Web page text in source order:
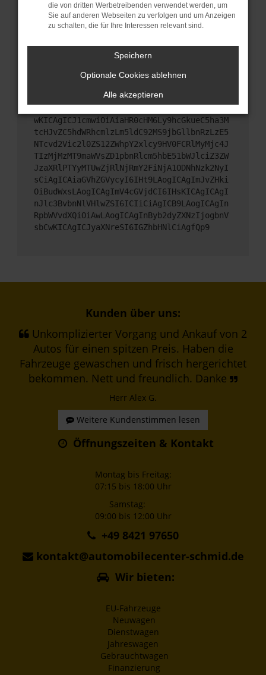
Wende dich an den Webseitenbetreiber.
Wenn du alle oben genannten Schritte versucht
hast, kontaktiere uns bitte. Wir werden versuchen,
das Problem zu beheben. Du kannst uns diesen
Text schicken, um uns bei der Fehlersuche zu
unterstützen:
ewogICJuYW1lIjogIk5ldHdvcmtFcnJvciIsCiAgI
mNvbmZpZyI6IHsKICAgICJtZXRob2QiOiAiR0VUIi
wKICAgICJ1cmwiOiAiaHR0cHM6Ly9hcGkueC5ha3M
tcHJvZC5hdWRhcmlzLm5ldC92MS9jbGllbnRzLzE5
NTcvd2Vic2l0ZS12ZWhpY2xlcy9HV0FCRlMyMjc4J
TIzMjMzMT9maWVsZD1pbnRlcm5hbE51bWJlciZ3ZW
JzaXRlPTYyMTUwZjRlNjRmY2FiNjA1ODNhNzk2NyI
sCiAgICAiaGVhZGVycyI6IHt9LAogICAgImJvZHki
OiBudWxsLAogICAgImV4cGVjdCI6IHsKICAgICAgI
nJlc3BvbnNlVHlwZSI6ICIiCiAgICB9LAogICAgIn
RpbWVvdXQiOiAwLAogICAgInByb2dyZXNzIjogbnV
sbCwKICAgICJyaXNreSI6IGZhbHNlCiAgfQp9
Kunden über uns:
Unkomplizierter Vorgang und Ankauf von 2
Autos für einen spitzen Preis. Haben die
Fahrzeuge gewaschen und frisch hergerichtet
bekommen. Nett und freundlich. Danke
Herr Alex G.
Weitere Kundenstimmen lesen
Öffnungszeiten & Kontakt
Montag bis Freitag:
07:15 bis 18:00 Uhr
Samstag:
09:00 bis 12:00 Uhr
+49 8421 97650
kontakt@automobilecenter-schmid.de
Wir bieten:
EU-Fahrzeuge
Neuwagen
Dienstwagen
Jahreswagen
Gebrauchtwagen
Finanzierung
die von dritten Werbetreibenden verwendet werden, um
Sie auf anderen Webseiten zu verfolgen und um Anzeigen
zu schalten, die für Ihre Interessen relevant sind.
Speichern
Optionale Cookies ablehnen
Alle akzeptieren